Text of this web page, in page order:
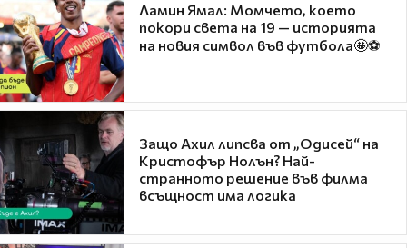
Ламин Ямал: Момчето, което
покори света на 19 — историята
на новия символ във футбола🤩⚽
Защо Ахил липсва от „Одисей“ на
Кристофър Нолън? Най-
странното решение във филма
всъщност има логика